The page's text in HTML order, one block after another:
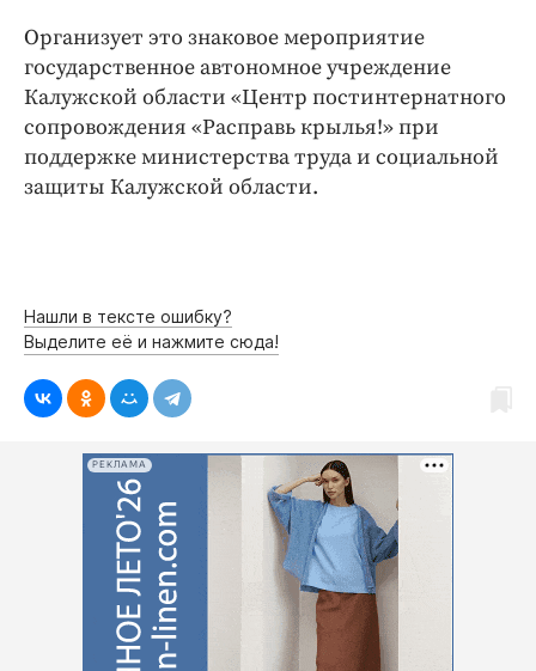
Медиаперсона
Интересное чтиво
Клиника года
Бренд года
Работодатель года
Организует это знаковое мероприятие
государственное автономное учреждение
Калужской области «Центр постинтернатного
сопровождения «Расправь крылья!» при
поддержке министерства труда и социальной
защиты Калужской области.
Нашли в тексте ошибку?
Выделите её и нажмите сюда!
РЕКЛАМА